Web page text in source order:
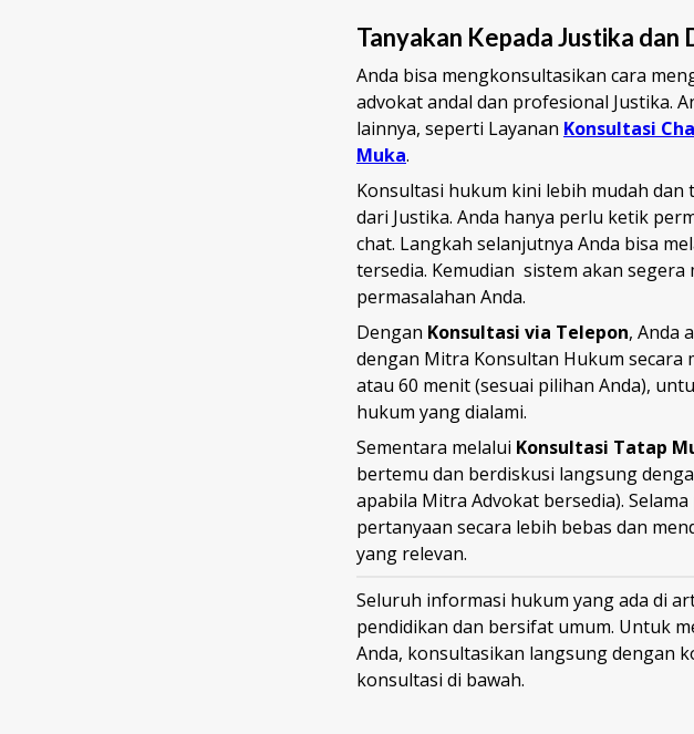
Tanyakan Kepada Justika dan
Anda bisa mengkonsultasikan cara
advokat andal dan profesional Justika.
lainnya, seperti Layanan Konsultasi
Muka.
Konsultasi hukum kini lebih mudah
dari Justika. Anda hanya perlu ketik
chat. Langkah selanjutnya Anda bisa
tersedia. Kemudian sistem akan
permasalahan Anda.
Dengan Konsultasi via Telepon, Anda
dengan Mitra Konsultan Hukum secara
atau 60 menit (sesuai pilihan Anda),
hukum yang dialami.
Sementara melalui Konsultasi Tatap
bertemu dan berdiskusi langsung
apabila Mitra Advokat bersedia).
pertanyaan secara lebih bebas dan
yang relevan.
Seluruh informasi hukum yang ada di
pendidikan dan bersifat umum. Untuk
Anda, konsultasikan langsung dengan
konsultasi di bawah.